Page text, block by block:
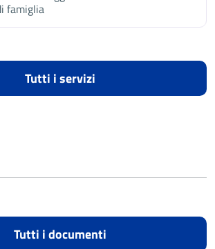
famiglia
Tutti i servizi
Tutti i documenti